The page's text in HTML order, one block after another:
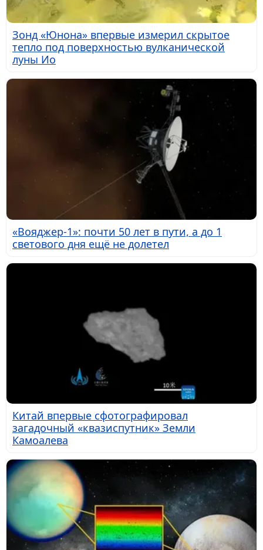
Зонд «Юнона» впервые измерил скрытое
тепло под поверхностью вулканической
луны Ио
«Вояджер-1»: почти 50 лет в пути, а до 1
светового дня ещё не долетел
Китай впервые сфотографировал
загадочный «квазиспутник» Земли
Камоалева